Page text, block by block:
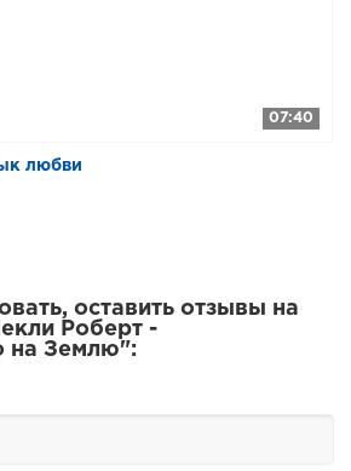
07:40
любви
оставить отзывы на
Роберт -
на Землю":